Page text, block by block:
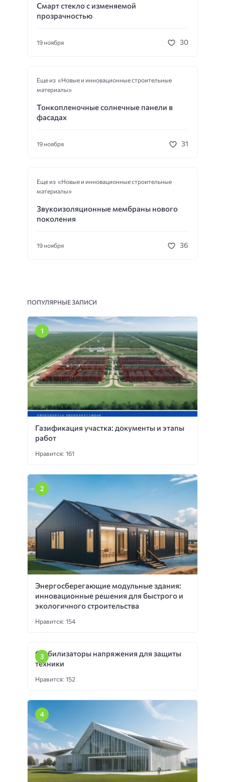
Смарт стекло с изменяемой
прозрачностью
19 ноября 30
Еще из «Новые и инновационные строительные
материалы»
Тонкопленочные солнечные панели в
фасадах
19 ноября 31
Еще из «Новые и инновационные строительные
материалы»
Звукоизоляционные мембраны нового
поколения
19 ноября 36
ПОПУЛЯРНЫЕ ЗАПИСИ
Газификация участка: документы и этапы
работ
Нравится: 161
Энергосберегающие модульные здания:
инновационные решения для быстрого и
экологичного строительства
Нравится: 154
Стабилизаторы напряжения для защиты
техники
Нравится: 152